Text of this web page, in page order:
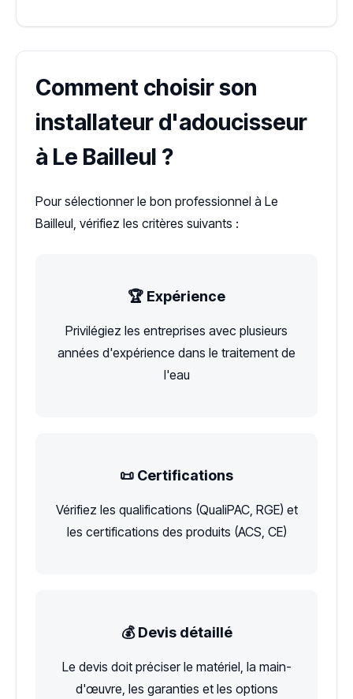
Comment choisir son
installateur d'adoucisseur
à Le Bailleul ?
Pour sélectionner le bon professionnel à Le
Bailleul, vérifiez les critères suivants :
🏆 Expérience
Privilégiez les entreprises avec plusieurs
années d'expérience dans le traitement de
l'eau
📜 Certifications
Vérifiez les qualifications (QualiPAC, RGE) et
les certifications des produits (ACS, CE)
💰 Devis détaillé
Le devis doit préciser le matériel, la main-
d'œuvre, les garanties et les options